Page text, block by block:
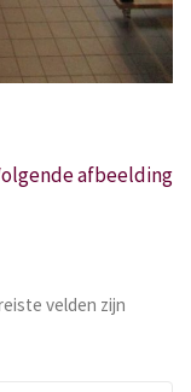
afbeelding
velden zijn